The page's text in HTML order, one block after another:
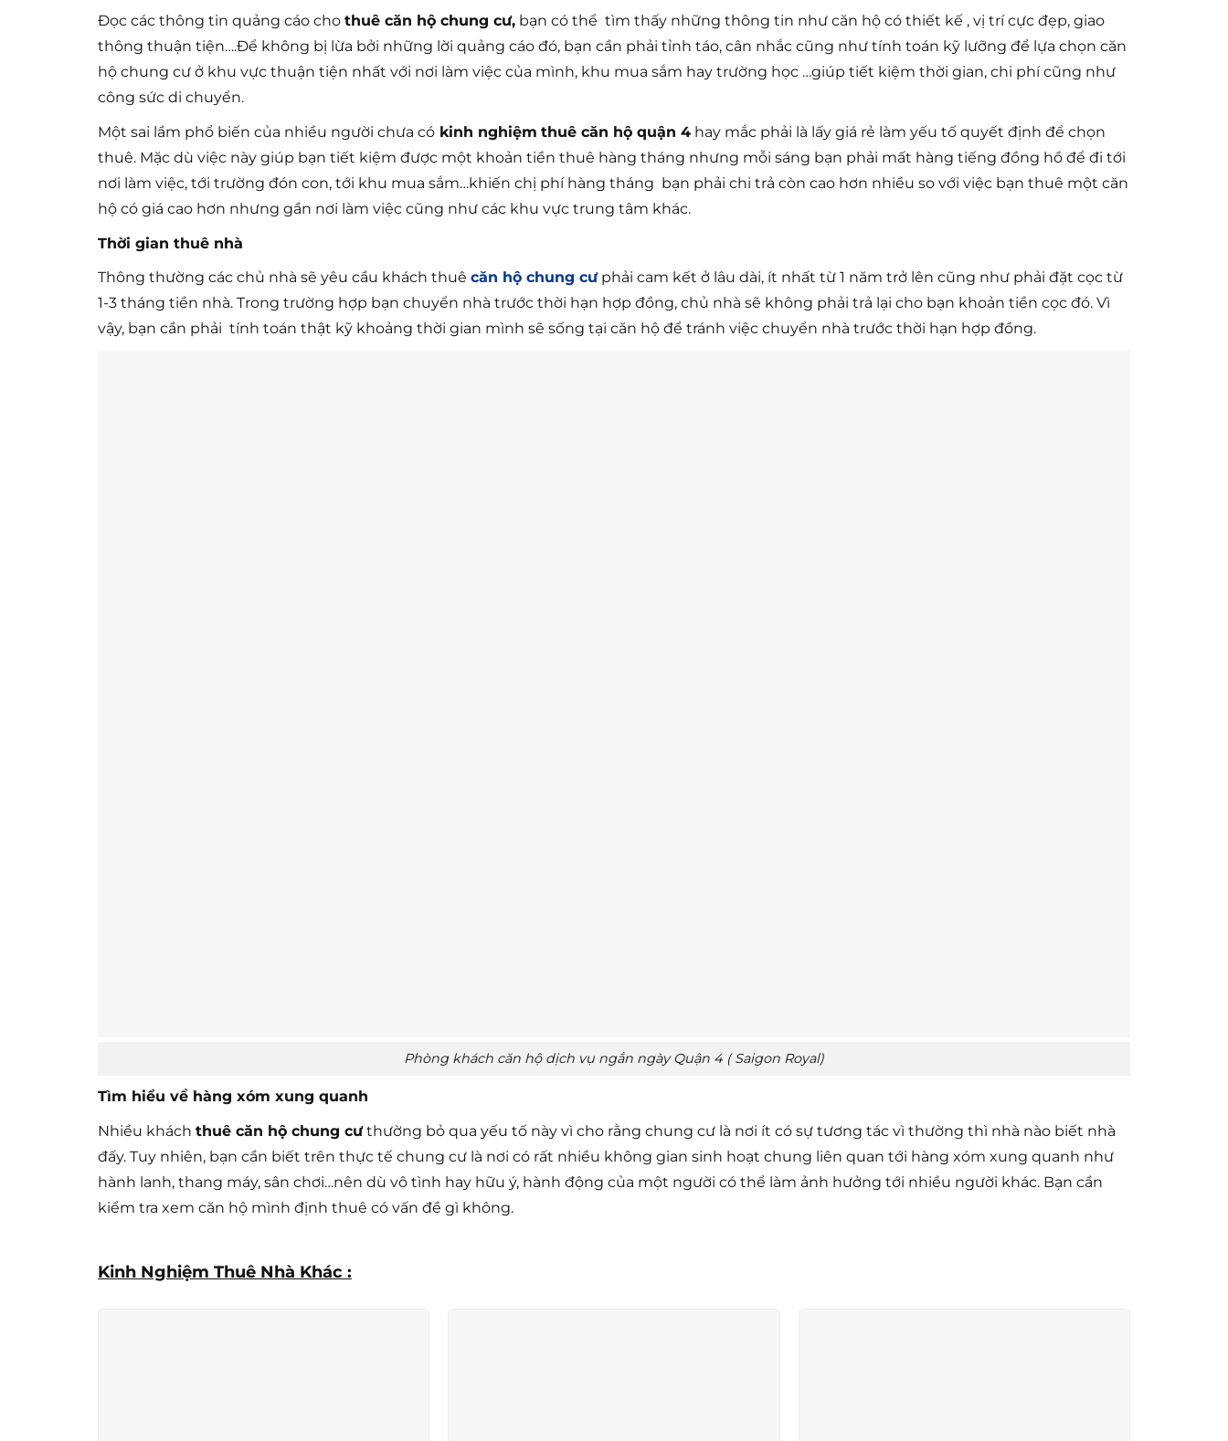
Đọc các thông tin quảng cáo cho thuê căn hộ chung cư, bạn có thể tìm thấy những thông tin như căn hộ có thiết kế , vị trí cực đẹp, giao
thông thuận tiện….Để không bị lừa bởi những lời quảng cáo đó, bạn cần phải tỉnh táo, cân nhắc cũng như tính toán kỹ lưỡng để lựa chọn căn
hộ chung cư ở khu vực thuận tiện nhất với nơi làm việc của mình, khu mua sắm hay trường học …giúp tiết kiệm thời gian, chi phí cũng như
công sức di chuyển.
Một sai lầm phổ biến của nhiều người chưa có kinh nghiệm thuê căn hộ quận 4 hay mắc phải là lấy giá rẻ làm yếu tố quyết định để chọn
thuê. Mặc dù việc này giúp bạn tiết kiệm được một khoản tiền thuê hàng tháng nhưng mỗi sáng bạn phải mất hàng tiếng đồng hồ để đi tới
nơi làm việc, tới trường đón con, tới khu mua sắm…khiến chị phí hàng tháng bạn phải chi trả còn cao hơn nhiều so với việc bạn thuê một căn
hộ có giá cao hơn nhưng gần nơi làm việc cũng như các khu vực trung tâm khác.
Thời gian thuê nhà
Thông thường các chủ nhà sẽ yêu cầu khách thuê căn hộ chung cưphải cam kết ở lâu dài, ít nhất từ 1 năm trở lên cũng như phải đặt cọc từ
1-3 tháng tiền nhà. Trong trường hợp bạn chuyển nhà trước thời hạn hợp đồng, chủ nhà sẽ không phải trả lại cho bạn khoản tiền cọc đó. Vì
vậy, bạn cần phải tính toán thật kỹ khoảng thời gian mình sẽ sống tại căn hộ để tránh việc chuyển nhà trước thời hạn hợp đồng.
Phòng khách căn hộ dịch vụ ngắn ngày Quận 4 ( Saigon Royal)
Tìm hiểu về hàng xóm xung quanh
Nhiều khách thuê căn hộ chung cưthường bỏ qua yếu tố này vì cho rằng chung cư là nơi ít có sự tương tác vì thường thì nhà nào biết nhà
đấy. Tuy nhiên, bạn cần biết trên thực tế chung cư là nơi có rất nhiều không gian sinh hoạt chung liên quan tới hàng xóm xung quanh như
hành lanh, thang máy, sân chơi…nên dù vô tình hay hữu ý, hành động của một người có thể làm ảnh hưởng tới nhiều người khác. Bạn cần
kiểm tra xem căn hộ mình định thuê có vấn đề gì không.
Kinh Nghiệm Thuê Nhà Khác :